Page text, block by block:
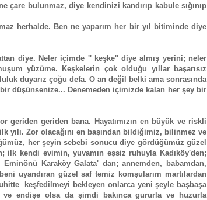
bulunmaz, diye kendinizi kandırıp kabule sığınıp
herhalde. Ben ne yaparım her bir yıl bitiminde diye
diye. Neler içimde '' keşke'' diye almış yerini; neler
yüzüme. Keşkelerin çok olduğu yıllar başarısız
duyarız çoğu defa. O an değil belki ama sonrasında
düşünsenize... Denemeden içimizde kalan her şey bir
geriden geriden bana. Hayatımızın en büyük ve riskli
yılı. Zor olacağını en başından bildiğimiz, bilinmez ve
her şeyin sebebi sonucu diye gördüğümüz güzel
ilk kendi evimin, yuvamın eşsiz ruhuyla Kadıköy'den;
Karaköy Galata' dan; annemden, babamdan,
uyandıran güzel saf temiz komşularım martılardan
keşfedilmeyi bekleyen onlarca yeni şeyle başbaşa
endişe olsa da şimdi bakınca gururla ve huzurla